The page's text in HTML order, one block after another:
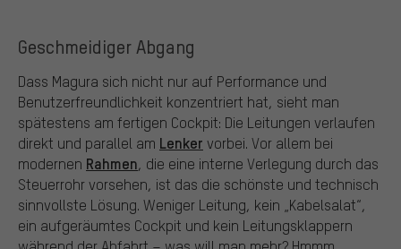
Geschmeidiger Abgang
Dass Magura sich nicht nur auf Performance und
Benutzerfreundlichkeit konzentriert hat, sieht man
spätestens am fertigen Cockpit: Die Leitungen verlaufen
direkt und parallel am Lenker vorbei. Vor allem bei
modernen Rahmen, die eine interne Verlegung durch das
Steuerrohr vorsehen, ist das die schönste und technisch
sinnvollste Lösung. Weniger Leitung, kein „Kabelsalat“,
ein aufgeräumtes Cockpit und kein Leitungsklappern